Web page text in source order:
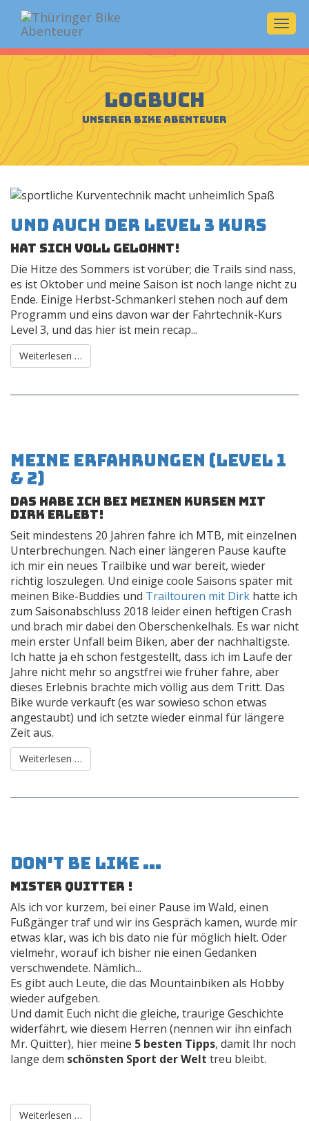
Logbuch
unserer Bike Abenteuer
Und auch der Level 3 Kurs
hat sich voll gelohnt!
Die Hitze des Sommers ist vorüber; die Trails sind nass,
es ist Oktober und meine Saison ist noch lange nicht zu
Ende. Einige Herbst-Schmankerl stehen noch auf dem
Programm und eins davon war der Fahrtechnik-Kurs
Level 3, und das hier ist mein recap...
Weiterlesen …
Meine Erfahrungen (Level 1
& 2)
Das habe ich bei meinen Kursen mit
Dirk erlebt!
Seit mindestens 20 Jahren fahre ich MTB, mit einzelnen
Unterbrechungen. Nach einer längeren Pause kaufte
ich mir ein neues Trailbike und war bereit, wieder
richtig loszulegen. Und einige coole Saisons später mit
meinen Bike-Buddies und Trailtouren mit Dirk hatte ich
zum Saisonabschluss 2018 leider einen heftigen Crash
und brach mir dabei den Oberschenkelhals. Es war nicht
mein erster Unfall beim Biken, aber der nachhaltigste.
Ich hatte ja eh schon festgestellt, dass ich im Laufe der
Jahre nicht mehr so angstfrei wie früher fahre, aber
dieses Erlebnis brachte mich völlig aus dem Tritt. Das
Bike wurde verkauft (es war sowieso schon etwas
angestaubt) und ich setzte wieder einmal für längere
Zeit aus.
Weiterlesen …
Don't be like ...
Mister Quitter !
Als ich vor kurzem, bei einer Pause im Wald, einen
Fußgänger traf und wir ins Gespräch kamen, wurde mir
etwas klar, was ich bis dato nie für möglich hielt. Oder
vielmehr, worauf ich bisher nie einen Gedanken
verschwendete. Nämlich...
Es gibt auch Leute, die das Mountainbiken als Hobby
wieder aufgeben.
Und damit Euch nicht die gleiche, traurige Geschichte
widerfährt, wie diesem Herren (nennen wir ihn einfach
Mr. Quitter), hier meine 5 besten Tipps, damit Ihr noch
lange dem schönsten Sport der Welt treu bleibt.
Weiterlesen …